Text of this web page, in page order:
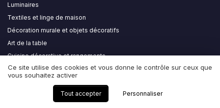
Luminaires
Textiles et linge de maison
Décoration murale et objets décoratifs
Art de la table
Cuisine décorative et rangements
Salle de bain et bien-être
Ce site utilise des cookies et vous donne le contrôle sur ceux que
vous souhaitez activer
Tout accepter Personnaliser